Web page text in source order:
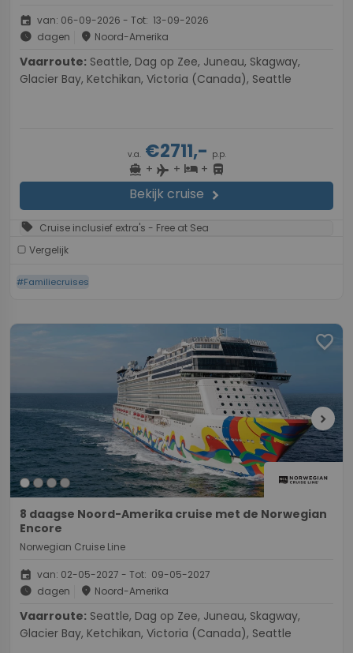
event van: 06-09-2026 - Tot: 13-09-2026
schedule dagen place Noord-Amerika
Vaarroute:
Glacier Bay, Ketchikan, Victoria (Canada), Seattle
v.a.€2711,- p.p.
directions_boat + flight + hotel+ directions_bus
Bekijk cruise chevron_right
sell Cruise inclusief extra's - Free at Sea
Vergelijk
#Familiecruises
favorite
chevron_right
8 daagse Noord-Amerika cruise met de Norwegian
Encore
Norwegian Cruise Line
event van: 02-05-2027 - Tot: 09-05-2027
schedule dagen place Noord-Amerika
Vaarroute:
Glacier Bay, Ketchikan, Victoria (Canada), Seattle